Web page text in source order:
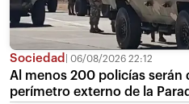
Sociedad 06/08/2026 22:12
Al menos 200 policías serán
perímetro externo de la